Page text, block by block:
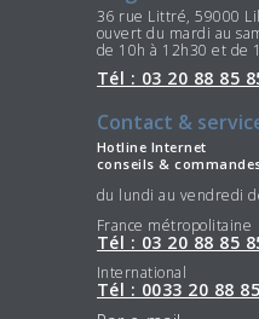
36 rue Littré, 59000
ouvert du mardi au
de 10h à 12h30 et de
Tél : 03 20 88 85
Contact &
Hotline Internet
conseils &
du lundi au vendredi
France métropolitaine
Tél : 03 20 88 85
International
Tél : 0033 20 88